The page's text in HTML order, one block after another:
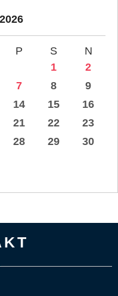
P S
N
1
2
7 8
9
14 15
16
21 22
23
28 29
30